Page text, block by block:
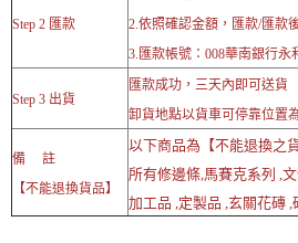
Step 2 匯款
2.依照確認金額，匯款/匯款
3.匯款帳號：008華南銀行永
Step 3 出貨
匯款成功，三天內即可送貨
卸貨地點以貨車可停靠位置
備 註
【不能退換貨品】
以下商品為【不能退換之
所有修邊條,馬賽克系列 ,
加工品 ,定製品 ,玄關花磚